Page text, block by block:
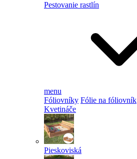
Pestovanie rastlín
menu
Fóliovníky Fólie na fóliovník
Kvetináče
Pieskoviská